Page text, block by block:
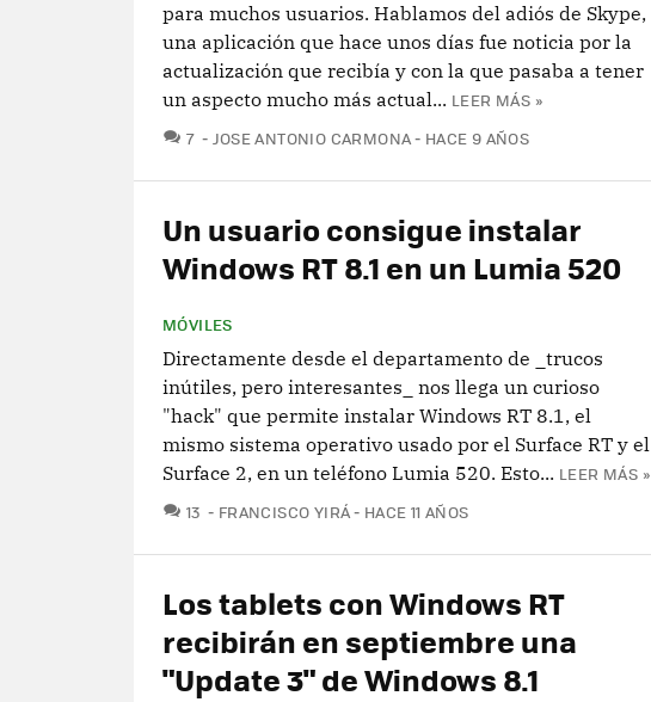
para muchos usuarios. Hablamos del adiós de Skype,
una aplicación que hace unos días fue noticia por la
actualización que recibía y con la que pasaba a tener
un aspecto mucho más actual... LEER MÁS »
7 COMENTARIOS
JOSE ANTONIO CARMONA HACE 9 AÑOS
Un usuario consigue instalar
Windows RT 8.1 en un Lumia 520
MÓVILES
Directamente desde el departamento de _trucos
inútiles, pero interesantes_ nos llega un curioso
"hack" que permite instalar Windows RT 8.1, el
mismo sistema operativo usado por el Surface RT y el
Surface 2, en un teléfono Lumia 520. Esto... LEER MÁS »
13 COMENTARIOS
FRANCISCO YIRÁ HACE 11 AÑOS
Los tablets con Windows RT
recibirán en septiembre una
"Update 3" de Windows 8.1